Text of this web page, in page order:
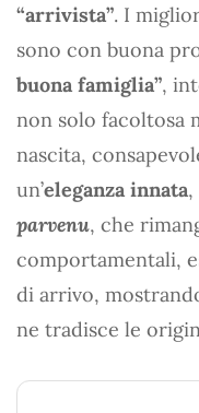
“arrivista”. I
sono con buona
buona famiglia”,
non solo facoltosa
nascita,
un’eleganza innata,
parvenu, che
comportamentali,
di arrivo,
ne tradisce le